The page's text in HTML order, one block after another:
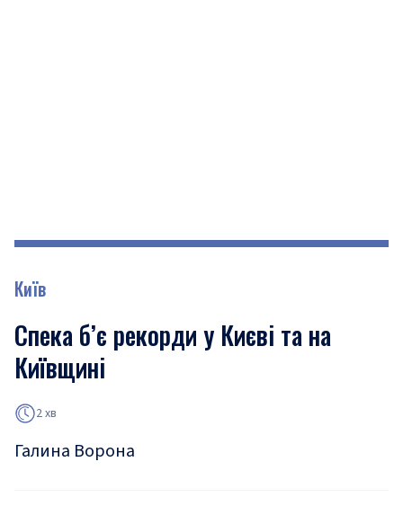
Київ
Спека б’є рекорди у Києві та на
Київщині
2 хв
Галина Ворона